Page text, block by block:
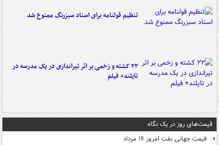
تنظیم قولنامه برای اسناد سبزرنگ ممنوع شد
۲۲ کشته و زخمی بر اثر تیراندازی در یک مدرسه در
تایلند+ فیلم
قیمت‌های روز در یک نگاه
قیمت جهانی نفت امروز ۱۶ مرداد